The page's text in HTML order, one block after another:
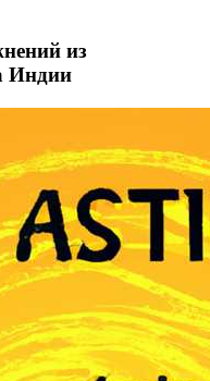
из
Индии